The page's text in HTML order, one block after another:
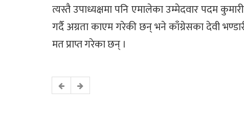
त्यस्तै उपाध्यक्षमा पनि एमालेका उम्मेदवार पदम
गर्दै अग्रता काएम गरेकी छन् भने काँग्रेसका देवी
मत प्राप्त गरेका छन् ।